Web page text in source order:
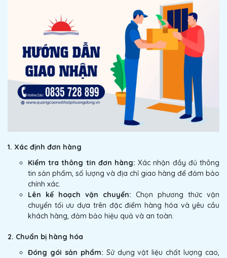
1. Xác định đơn hàng
Kiểm tra thông tin đơn hàng: Xác nhận đầy đủ thông
tin sản phẩm, số lượng và địa chỉ giao hàng để đảm bảo
chính xác.
Lên kế hoạch vận chuyển: Chọn phương thức vận
chuyển tối ưu dựa trên đặc điểm hàng hóa và yêu cầu
khách hàng, đảm bảo hiệu quả và an toàn.
2. Chuẩn bị hàng hóa
Đóng gói sản phẩm: Sử dụng vật liệu chất lượng cao,